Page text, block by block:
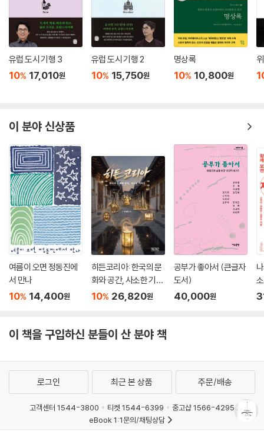
히 자신을 속이지 않는 데서부터 시작해야 한다”라는 것으로, 공부란 자신
의 진면목을 찾는 과정임을 일깨워준다. 옛사람들이 선인들의 말을 맹목적
으로 좇기만 했을 것이라는 추측은 오해에 불과하다. 왕양명은 “학문은 마
음으로 깨닫는 것을 귀하게 여긴다. 마음에 비추어 보아 옳지 않다면 설혹
공자의 말일지라도 옳다고 하지 못하겠거든, 하물며 공자보다 못한 사람이
한 말임에랴”라고 하여, 스스로 깨닫는 공부의 중요성을 강조한다.
데 비유할 수 있다”라고 하는 것에서 알 수 있듯 주자나 이황은 따지는 공
부를 많이 하고, 그만큼 엄정하게 자신을 관리했다. 반면 서경덕(徐敬德)
이나 홍대용(洪大容) 등은 명상과 직관을 중요시해 깊이 생각하거나 뜻
을 담대하게 가지는 것을 중요하게 여겼다. 그외에도 조식(曺植)은 실천
을 강조하고 박지원(朴趾源), 정약용은 공부를 천하를 이롭게 하는 방법
으로 받아들였다.
가장 유명한 좌우명은 탕왕이 세숫대야에 써놓고 매일 아침 살펴보았다 글
‘日新又日新’이다. 이처럼 누구나 가슴에 새긴 말이 하나쯤은 있을 텐데,
오늘날 사람들은 그마저도 빠뜨리고 지내는 듯하다. 매일 ‘日新又日新’를
점검하는 이와 그렇지 않은 이의 삶의 방향은 시간이 지날수록 큰 차이를
보이게 마련이다.
‘공부 비법’을 기대한 이들에게 이 책은 실망감을 안겨줄지 모른다. 하지만
삶과 공부가 둘이 아님을 깨달은 선인들의 한마디 말은 지금까지의 공부와
인생을 되돌아보는 계기가 되어줄 것이다. 특히 배움의 열정을 이어가는
새겨야 할 좌우명이자 인생의 지침이 되어줄 것이다.
유럽 도시 기행 3
10% 17,010원
유럽 도시 기행 2
10% 15,750원
명상록
10% 10,800원
이 분야 신상품
여름이 오면 정동진에
서 만나
10% 14,400원
히든코리아: 한국의 문
화와 공간, 사소한 기적
들
10% 26,820원
공부가 좋아서 (큰글자
도서)
40,000원
이 책을 구입하신 분들이 산 분야 책
로그인 최근 본 상품 주문/배송
고객센터 1544-3800 티켓 1544-6399
중고샵 1566-4295
eBook 1:1문의/채팅상담